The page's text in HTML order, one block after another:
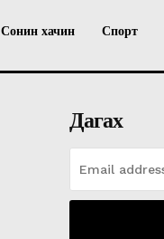
Сонин хачин Спорт
Дагах